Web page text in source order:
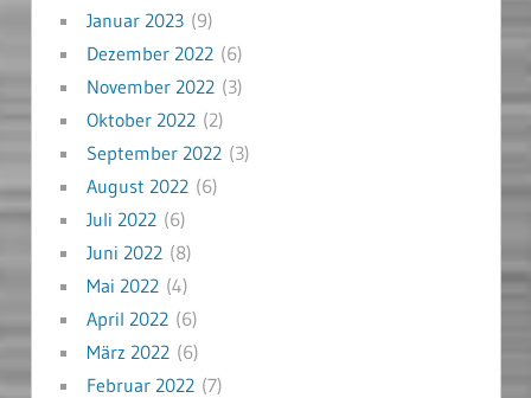
Januar 2023(9)
Dezember 2022(6)
November 2022(3)
Oktober 2022(2)
September 2022(3)
August 2022(6)
Juli 2022(6)
Juni 2022(8)
Mai 2022(4)
April 2022(6)
März 2022(6)
Februar 2022(7)